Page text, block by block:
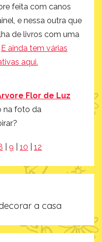
feita com canos
e nessa outra que
de livros com uma
E ainda tem várias
aqui.
Flor de Luz
na foto da
9 10 12
a casa